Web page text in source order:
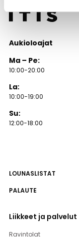
LOUNASLISTAT
PALAUTE
Liikkeet ja palvelut
Ravintolat
Aukioloajat
Ma – Pe:
10:00-20:00
La:
10:00-19:00
Su:
12:00-18:00